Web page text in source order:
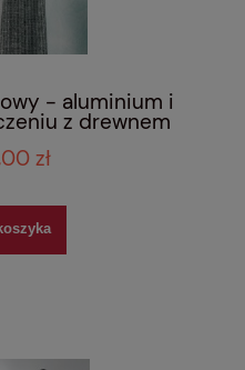
- aluminium i
z drewnem
zł